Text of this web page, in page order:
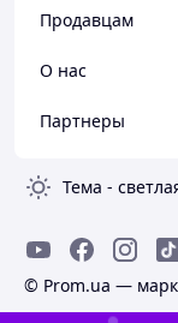
Продавцам
О нас
Партнеры
Тема -
© Prom.ua —